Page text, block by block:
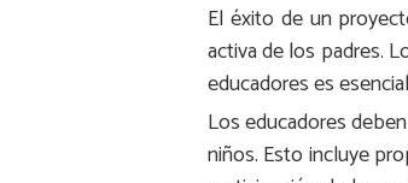
El éxito de un
activa de los padres.
educadores es
Los educadores
niños. Esto incluye